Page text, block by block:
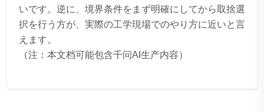
いです。逆に、境界条件をまず明確にしてから取捨選
択を行う方が、実際の工学現場でのやり方に近いと言
えます。
（注：本文档可能包含千问AI生产内容）